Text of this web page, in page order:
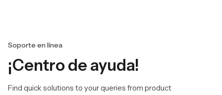
Soporte en línea
¡Centro de ayuda!
Find quick solutions to your queries from product